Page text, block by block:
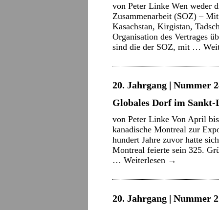
von Peter Linke Wen weder
Zusammenarbeit (SOZ) –
Kasachstan, Kirgistan,
Organisation des Vertrages
sind die der SOZ, mit …
20. Jahrgang | Nummer
Globales Dorf im
von Peter Linke Von April
kanadische Montreal zur
hundert Jahre zuvor hatte
Montreal feierte sein 325.
… Weiterlesen →
20. Jahrgang | Nummer